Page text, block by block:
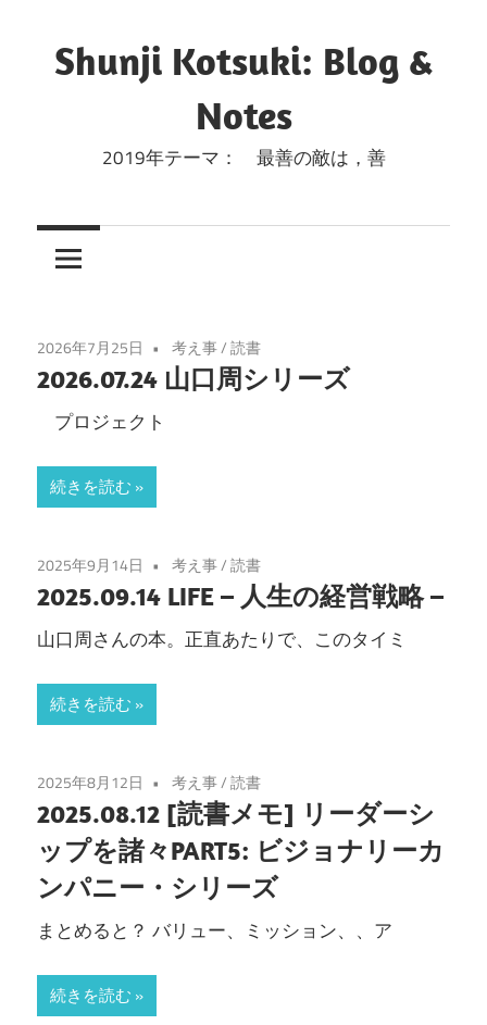
キ
Shunji Kotsuki: Blog &
Notes
2019年テーマ： 最善の敵は，善
2026年7月25日 考え事/読書
2026.07.24 山口周シリーズ
プロジェクト
続きを読む
2025年9月14日 考え事/読書
2025.09.14 LIFE – 人生の経営戦略 –
山口周さんの本。正直あたりで、このタイミ
続きを読む
2025年8月12日 考え事/読書
2025.08.12 [読書メモ] リーダーシ
ップを諸々PART5: ビジョナリーカ
ンパニー・シリーズ
まとめると？ バリュー、ミッション、、ア
続きを読む